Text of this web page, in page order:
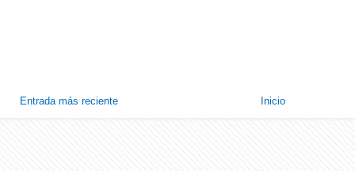
Entrada más reciente Inicio